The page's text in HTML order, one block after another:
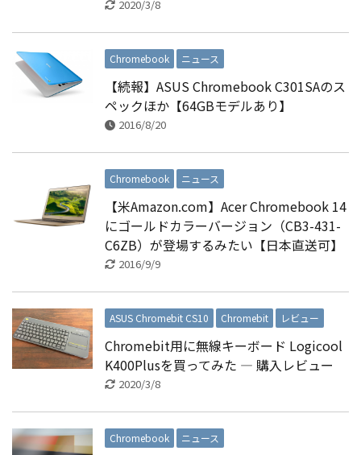
2020/3/8
Chromebook ニュース
【続報】ASUS Chromebook C301SAのス
ペックほか【64GBモデルあり】
2016/8/20
Chromebook ニュース
【米Amazon.com】Acer Chromebook 14
にゴールドカラーバージョン（CB3-431-
C6ZB）が登場するみたい【日本直送可】
2016/9/9
ASUS Chromebit CS10 Chromebit レビュー
Chromebit用に無線キーボード Logicool
K400Plusを買ってみた ― 購入レビュー
2020/3/8
Chromebook ニュース